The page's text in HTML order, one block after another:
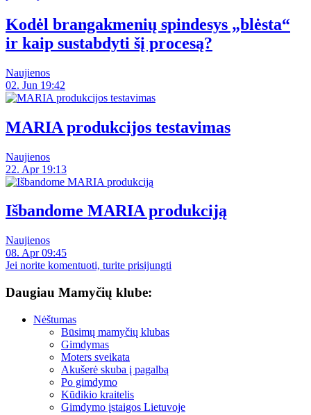
Kodėl brangakmenių spindesys „blėsta“
ir kaip sustabdyti šį procesą?
Naujienos
02. Jun 19:42
MARIA produkcijos testavimas
Naujienos
22. Apr 19:13
Išbandome MARIA produkciją
Naujienos
08. Apr 09:45
Jei norite komentuoti, turite prisijungti
Daugiau Mamyčių klube:
Nėštumas
Būsimų mamyčių klubas
Gimdymas
Moters sveikata
Akušerė skuba į pagalbą
Po gimdymo
Kūdikio kraitelis
Gimdymo įstaigos Lietuvoje